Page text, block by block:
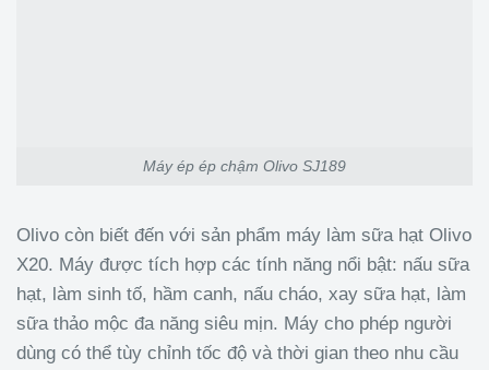
Máy ép ép chậm Olivo SJ189
Olivo còn biết đến với sản phẩm máy làm sữa hạt Olivo
X20. Máy được tích hợp các tính năng nổi bật: nấu sữa
hạt, làm sinh tố, hầm canh, nấu cháo, xay sữa hạt, làm
sữa thảo mộc đa năng siêu mịn. Máy cho phép người
dùng có thể tùy chỉnh tốc độ và thời gian theo nhu cầu